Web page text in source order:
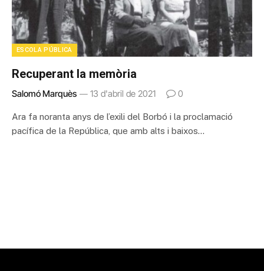
ESCOLA PÚBLICA
Recuperant la memòria
Salomó Marquès 13 d'abril de 2021 0
Ara fa noranta anys de l’exili del Borbó i la proclamació
pacífica de la República, que amb alts i baixos…